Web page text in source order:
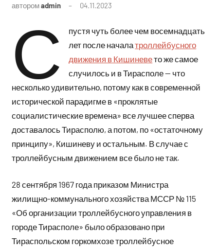
авторомadmin 04.11.2023
С
пустя чуть более чем восемнадцать
лет после началатроллейбусного
движения в Кишиневето же самое
случилось и в Тирасполе — что
несколько удивительно, потому как в современной
исторической парадигме в «проклятые
социалистические времена» все лучшее сперва
доставалось Тирасполю, а потом, по «остаточному
принципу», Кишиневу и остальным. В случае с
троллейбусным движением все было не так.
28 сентября 1967 года приказом Министра
жилищно-коммунального хозяйства МССР № 115
«Об организации троллейбусного управления в
городе Тирасполе» было образовано при
Тираспольском горкомхозе троллейбусное